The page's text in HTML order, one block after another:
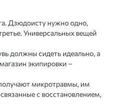
Дзюдоисту нужно одно,
Универсальных вещей
должны сидеть идеально, а
экипировки –
микротравмы, им
с восстановлением,